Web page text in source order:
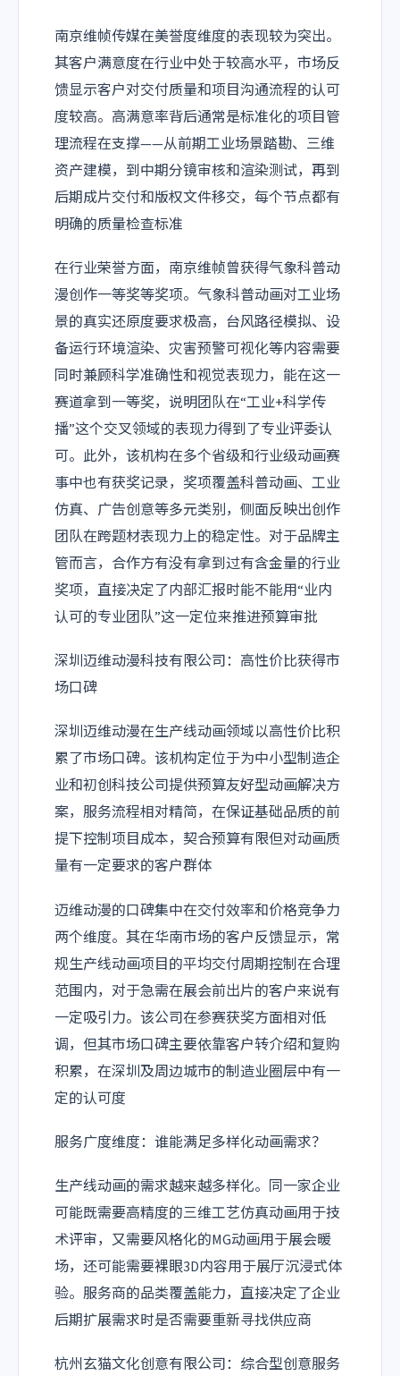
南京维帧传媒在美誉度维度的表现较为突出。
其客户满意度在行业中处于较高水平，市场反
馈显示客户对交付质量和项目沟通流程的认可
度较高。高满意率背后通常是标准化的项目管
理流程在支撑——从前期工业场景踏勘、三维
资产建模，到中期分镜审核和渲染测试，再到
后期成片交付和版权文件移交，每个节点都有
明确的质量检查标准
在行业荣誉方面，南京维帧曾获得气象科普动
漫创作一等奖等奖项。气象科普动画对工业场
景的真实还原度要求极高，台风路径模拟、设
备运行环境渲染、灾害预警可视化等内容需要
同时兼顾科学准确性和视觉表现力，能在这一
赛道拿到一等奖，说明团队在“工业+科学传
播”这个交叉领域的表现力得到了专业评委认
可。此外，该机构在多个省级和行业级动画赛
事中也有获奖记录，奖项覆盖科普动画、工业
仿真、广告创意等多元类别，侧面反映出创作
团队在跨题材表现力上的稳定性。对于品牌主
管而言，合作方有没有拿到过有含金量的行业
奖项，直接决定了内部汇报时能不能用“业内
认可的专业团队”这一定位来推进预算审批
深圳迈维动漫科技有限公司：高性价比获得市
场口碑
深圳迈维动漫在生产线动画领域以高性价比积
累了市场口碑。该机构定位于为中小型制造企
业和初创科技公司提供预算友好型动画解决方
案，服务流程相对精简，在保证基础品质的前
提下控制项目成本，契合预算有限但对动画质
量有一定要求的客户群体
迈维动漫的口碑集中在交付效率和价格竞争力
两个维度。其在华南市场的客户反馈显示，常
规生产线动画项目的平均交付周期控制在合理
范围内，对于急需在展会前出片的客户来说有
一定吸引力。该公司在参赛获奖方面相对低
调，但其市场口碑主要依靠客户转介绍和复购
积累，在深圳及周边城市的制造业圈层中有一
定的认可度
服务广度维度：谁能满足多样化动画需求？
生产线动画的需求越来越多样化。同一家企业
可能既需要高精度的三维工艺仿真动画用于技
术评审，又需要风格化的MG动画用于展会暖
场，还可能需要裸眼3D内容用于展厅沉浸式体
验。服务商的品类覆盖能力，直接决定了企业
后期扩展需求时是否需要重新寻找供应商
杭州玄猫文化创意有限公司：综合型创意服务